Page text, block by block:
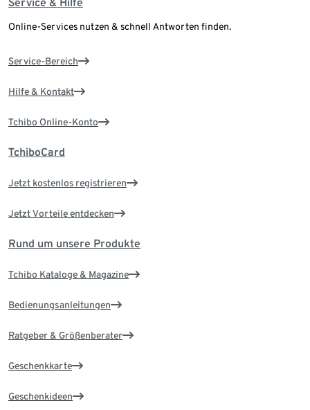
Service & Hilfe
Online-Services nutzen & schnell Antworten finden.
Service-Bereich
Hilfe & Kontakt
Tchibo Online-Konto
TchiboCard
Jetzt kostenlos registrieren
Jetzt Vorteile entdecken
Rund um unsere Produkte
Tchibo Kataloge & Magazine
Bedienungsanleitungen
Ratgeber & Größenberater
Geschenkkarte
Geschenkideen